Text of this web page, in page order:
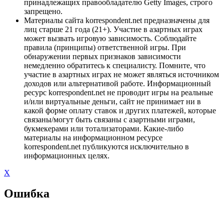
принадлежащих правообладателю Getty Images, строго
запрещено.
Материалы сайта korrespondent.net предназначены для
лиц старше 21 года (21+). Участие в азартных играх
может вызвать игровую зависимость. Соблюдайте
правила (принципы) ответственной игры. При
обнаружении первых признаков зависимости
немедленно обратитесь к специалисту. Помните, что
участие в азартных играх не может являться источником
доходов или альтернативой работе. Информационный
ресурс korrespondent.net не проводит игры на реальные
и/или виртуальные деньги, сайт не принимает ни в
какой форме оплату ставок и других платежей, которые
связаны/могут быть связаны с азартными играми,
букмекерами или тотализаторами. Какие-либо
материалы на информационном ресурсе
korrespondent.net публикуются исключительно в
информационных целях.
X
Ошибка